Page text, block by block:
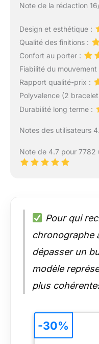
Note de la rédaction
Design et esthétique :
Qualité des finitions :
Confort au porter :
Fiabilité du mouvement
Rapport qualité-prix :
Polyvalence (2
Durabilité long terme :
Notes des utilisateurs
Note de 4.7 pour 7782
Pour qui
chronographe
dépasser un
modèle
plus
-30%